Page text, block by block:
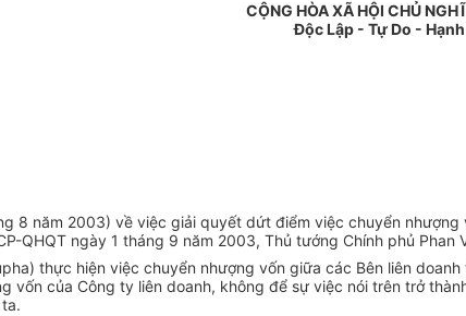
CỘNG HÒA XÃ HỘI CHỦ
Độc Lập - Tự Do -
8 năm 2003) về việc giải quyết dứt điểm việc chuyển
QHQT ngày 1 tháng 9 năm 2003, Thủ tướng Chính phủ Phan
thực hiện việc chuyển nhượng vốn giữa các Bên liên
của Công ty liên doanh, không để sự việc nói trên trở